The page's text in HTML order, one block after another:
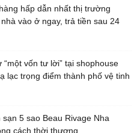
hấp dẫn nhất thị trường
vào ở ngay, trả tiền sau 24
vốn tư lời” tại shophouse
lạc trọng điểm thành phố vệ tinh
5 sao Beau Rivage Nha
cách thời thượng